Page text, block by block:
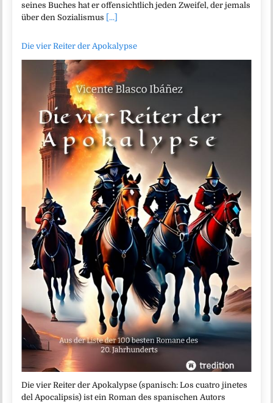
seines Buches hat er offensichtlich jeden Zweifel, der jemals
über den Sozialismus [...]
Die vier Reiter der Apokalypse
Die vier Reiter der Apokalypse (spanisch: Los cuatro jinetes
del Apocalipsis) ist ein Roman des spanischen Autors